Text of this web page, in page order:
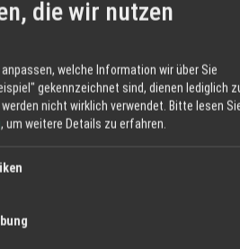
Einlagen
Einlagen
WETTER LAHR
die wir nutzen
welche Information wir über Sie
gekennzeichnet sind, dienen lediglich
nicht wirklich verwendet. Bitte lesen
, um weitere Details zu erfahren.